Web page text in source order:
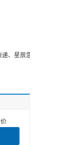
、星辰急